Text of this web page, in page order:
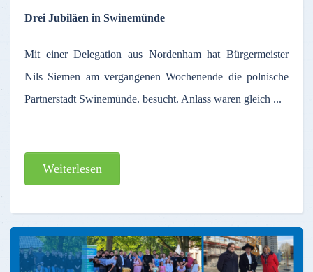
Drei Jubiläen in Swinemünde
Mit einer Delegation aus Nordenham hat Bürgermeister
Nils Siemen am vergangenen Wochenende die polnische
Partnerstadt Swinemünde. besucht. Anlass waren gleich ...
Weiterlesen